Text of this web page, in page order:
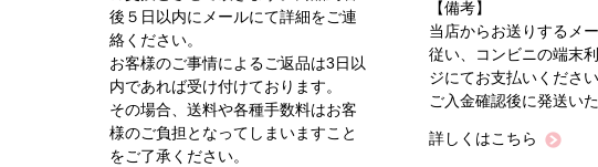
後５日以内にメールにて詳細をご連
絡ください。
お客様のご事情によるご返品は3日以
内であれば受け付けております。
その場合、送料や各種手数料はお客
様のご負担となってしまいますこと
をご了承ください。
【備考】
当店からお送りするメ
従い、コンビニの端末
ジにてお支払いください
ご入金確認後に発送い
詳しくはこちら